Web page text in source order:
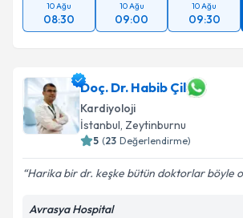
10 Ağu
08:30
10 Ağu
09:00
10 Ağu
09:30
Doç. Dr. Habib Çil
Kardiyoloji
İstanbul, Zeytinburnu
5 (23 Değerlendirme)
Harika bir dr. keşke bütün doktorlar böyle
Avrasya Hospital